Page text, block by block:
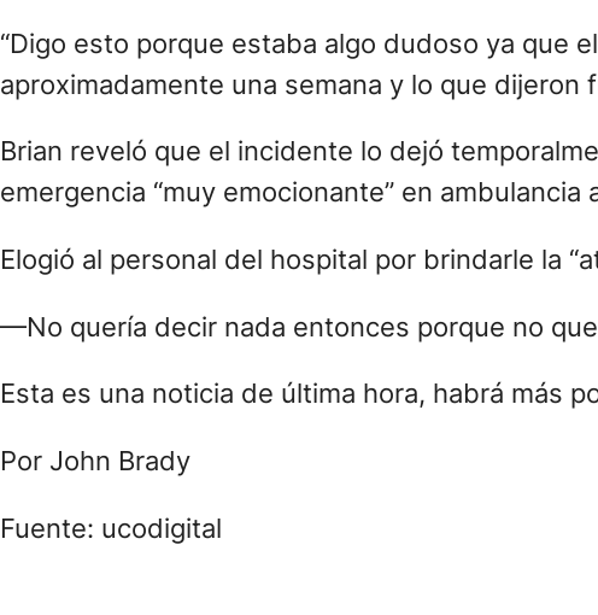
“Digo esto porque estaba algo dudoso ya que
aproximadamente una semana y lo que dijeron
Brian reveló que el incidente lo dejó
emergencia “muy emocionante” en ambulancia
Elogió al personal del hospital por brindarle la
—No quería decir nada entonces porque no
Esta es una noticia de última hora, habrá más
Por John Brady
Fuente: ucodigital